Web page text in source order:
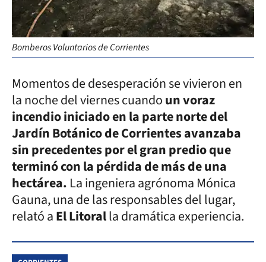
Bomberos Voluntarios de Corrientes
Momentos de desesperación se vivieron en
la noche del viernes cuandoun voraz
incendio iniciado en la parte norte del
Jardín Botánico de Corrientes avanzaba
sin precedentes por el gran predio que
terminó con la pérdida de más de una
hectárea. La ingeniera agrónoma Mónica
Gauna, una de las responsables del lugar,
relató aEl Litoralla dramática experiencia.